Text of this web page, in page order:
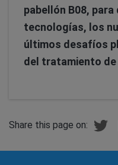
pabellón B08,
tecnologías, los
últimos desafíos
del tratamiento de
Share this page on: